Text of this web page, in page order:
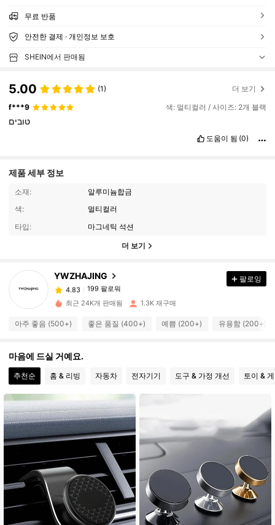
무료 반품
안전한 결제 · 개인정보 보호
SHEIN에서 판매됨
5.00 (1) 더 보기
f***9 색: 멀티컬러 / 사이즈: 2개 블랙
טובים
도움이 됨 (0)
제품 세부 정보
소재:
알루미늄합금
색:
멀티컬러
타입:
마그네틱 석션
더 보기
YWZHAJING
199 팔로워
4.83
199 팔로워
4.83
199 팔로워
4.83 199 팔로워
4.83
4.83 199 팔로워
4.83 199 팔로워
4.83 199 팔로워
팔로잉
최근 24K개 판매됨 1.3K 재구매
아주 좋음 (500+) 좋은 품질 (400+) 예쁨 (200+) 유용함 (200+)
마음에 드실 거예요.
추천순 홈 & 리빙 자동차 전자기기 도구 & 가정 개선 토이 &